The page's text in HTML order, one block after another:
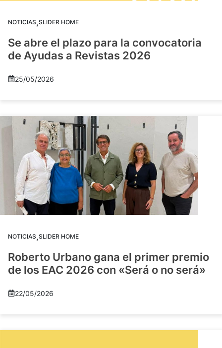
NOTICIAS,SLIDER HOME
Se abre el plazo para la convocatoria
de Ayudas a Revistas 2026
25/05/2026
NOTICIAS,SLIDER HOME
Roberto Urbano gana el primer premio
de los EAC 2026 con «Será o no será»
22/05/2026